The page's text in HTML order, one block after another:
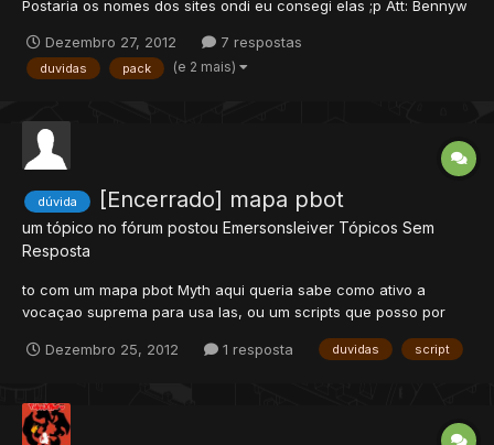
Postaria os nomes dos sites ondi eu consegi elas ;p Att: Bennyw
Dezembro 27, 2012 7 respostas
duvidas pack (e 2 mais)
dúvida [Encerrado] mapa pbot
um tópico no fórum postou Emersonsleiver Tópicos Sem
Resposta
to com um mapa pbot Myth aqui queria sabe como ativo a
vocaçao suprema para usa las, ou um scripts que posso por
Dezembro 25, 2012
1 resposta duvidas script